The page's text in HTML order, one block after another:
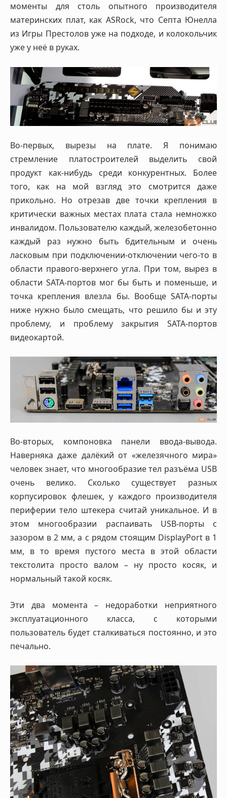
моменты для столь опытного производителя
материнских плат, как ASRock, что Септа Юнелла
из Игры Престолов уже на подходе, и колокольчик
уже у неё в руках.
Во-первых, вырезы на плате. Я понимаю
стремление платостроителей выделить свой
продукт как-нибудь среди конкурентных. Более
того, как на мой взгляд это смотрится даже
прикольно. Но отрезав две точки крепления в
критически важных местах плата стала немножко
инвалидом. Пользователю каждый, железобетонно
каждый раз нужно быть бдительным и очень
ласковым при подключении-отключении чего-то в
области правого-верхнего угла. При том, вырез в
области SATA-портов мог бы быть и поменьше, и
точка крепления влезла бы. Вообще SATA-порты
ниже нужно было смещать, что решило бы и эту
проблему, и проблему закрытия SATA-портов
видеокартой.
Во-вторых, компоновка панели ввода-вывода.
Наверняка даже далёкий от «железячного мира»
человек знает, что многообразие тел разъёма USB
очень велико. Сколько существует разных
корпусировок флешек, у каждого производителя
периферии тело штекера считай уникальное. И в
этом многообразии распаивать USB-порты с
зазором в 2 мм, а с рядом стоящим DisplayPort в 1
мм, в то время пустого места в этой области
текстолита просто валом – ну просто косяк, и
нормальный такой косяк.
Эти два момента – недоработки неприятного
эксплуатационного класса, с которыми
пользователь будет сталкиваться постоянно, и это
печально.